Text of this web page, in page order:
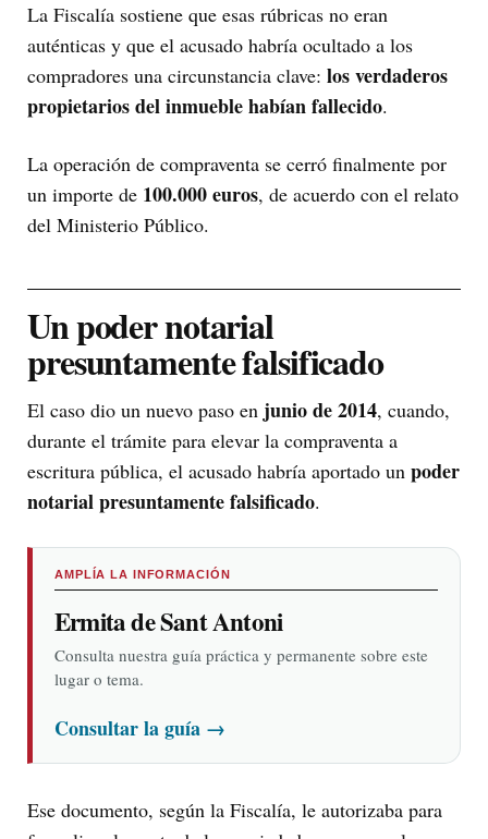
La Fiscalía sostiene que esas rúbricas no eran
auténticas y que el acusado habría ocultado a los
compradores una circunstancia clave: los verdaderos
propietarios del inmueble habían fallecido.
La operación de compraventa se cerró finalmente por
un importe de 100.000 euros, de acuerdo con el relato
del Ministerio Público.
Un poder notarial
presuntamente falsificado
El caso dio un nuevo paso en junio de 2014, cuando,
durante el trámite para elevar la compraventa a
escritura pública, el acusado habría aportado un poder
notarial presuntamente falsificado.
AMPLÍA LA INFORMACIÓN
Ermita de Sant Antoni
Consulta nuestra guía práctica y permanente sobre este
lugar o tema.
Consultar la guía →
Ese documento, según la Fiscalía, le autorizaba para